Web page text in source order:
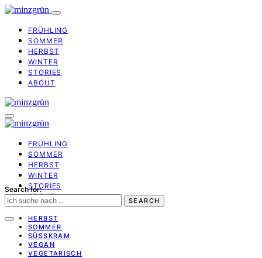
FRÜHLING
SOMMER
HERBST
WINTER
STORIES
ABOUT
FRÜHLING
SOMMER
HERBST
WINTER
STORIES
ABOUT
Search for:
SEARCH
HERBST
SOMMER
SÜSSKRAM
VEGAN
VEGETARISCH